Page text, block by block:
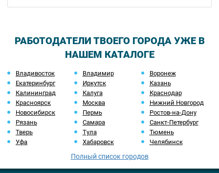
РАБОТОДАТЕЛИ ТВОЕГО ГОРОДА УЖЕ В
НАШЕМ КАТАЛОГЕ
Владивосток Владимир
Воронеж
Екатеринбург
Иркутск
Казань
Калининград
Калуга
Краснодар
Красноярск
Москва
Нижний Новгород
Новосибирск
Пермь
Ростов-на-Дону
Рязань
Самара
Санкт-Петербург
Тверь
Тула
Тюмень
Уфа
Хабаровск Челябинск
Полный список городов